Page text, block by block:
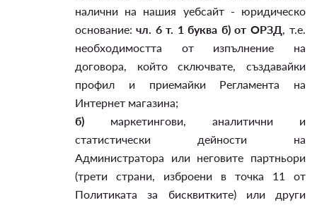
налични на нашия уебсайт - юридическо
основание: чл. 6 т. 1 буква б) от ОРЗД, т.е.
необходимостта от изпълнение на
договора, който сключвате, създавайки
профил и приемайки Регламента на
Интернет магазина;
б) маркетингови, аналитични и
статистически дейности на
Администратора или неговите партньори
(трети страни, изброени в точка 11 от
Политиката за бисквитките) или други